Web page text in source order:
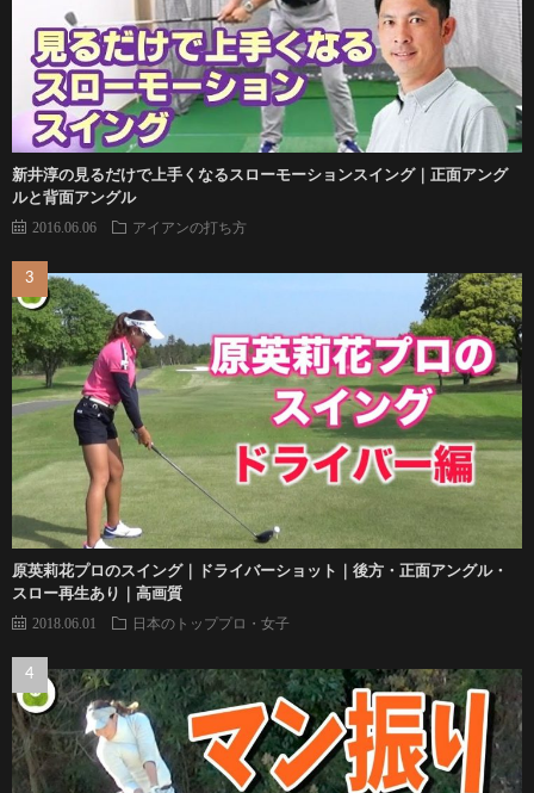
新井淳の見るだけで上手くなるスローモーションスイング｜正面アング
ルと背面アングル
2016.06.06 アイアンの打ち方
原英莉花プロのスイング｜ドライバーショット｜後方・正面アングル・
スロー再生あり｜高画質
2018.06.01 日本のトッププロ・女子